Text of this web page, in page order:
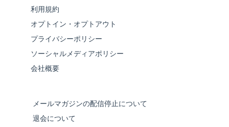
利用規約
オプトイン・オプトアウト
プライバシーポリシー
ソーシャルメディアポリシー
会社概要
メールマガジンの配信停止について
退会について